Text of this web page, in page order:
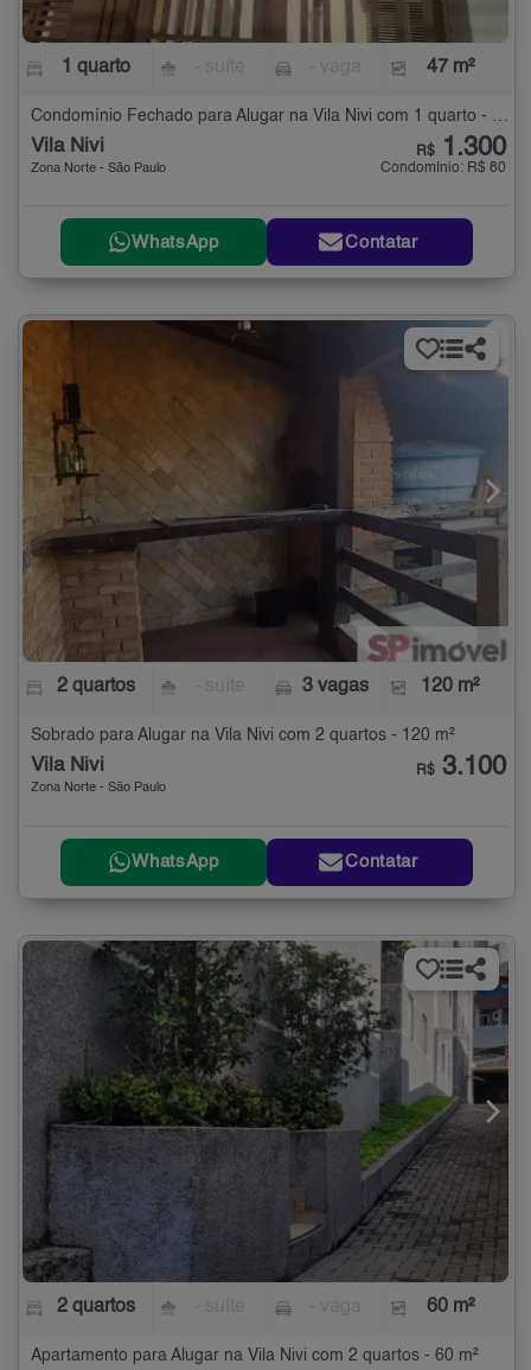
1 quarto 47 m²
Condomínio Fechado para Alugar na Vila Nivi com 1 quarto - 47 m²
Vila Nivi
Zona Norte - São Paulo
R$ 1.300
Condomínio: R$ 80
WhatsApp Contatar
2 quartos 3 vagas 120 m²
Sobrado para Alugar na Vila Nivi com 2 quartos - 120 m²
Vila Nivi
Zona Norte - São Paulo
R$ 3.100
WhatsApp Contatar
2 quartos 60 m²
Apartamento para Alugar na Vila Nivi com 2 quartos - 60 m²